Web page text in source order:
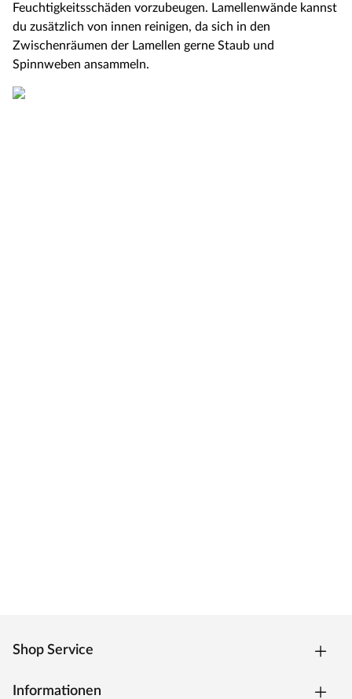
Feuchtigkeitsschäden vorzubeugen. Lamellenwände kannst
du zusätzlich von innen reinigen, da sich in den
Zwischenräumen der Lamellen gerne Staub und
Spinnweben ansammeln.
Shop Service
Informationen